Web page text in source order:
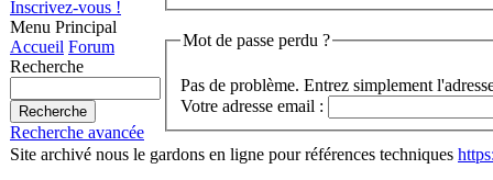
Inscrivez-vous !
Menu Principal
Accueil Forum
Recherche
Recherche avancée
Mot de passe perdu ?
Pas de problème. Entrez simplement
Votre adresse email :
Site archivé nous le gardons en ligne pour références techniques